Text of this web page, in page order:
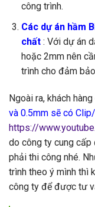
công trình.
Các dự án hầm
chất: Với dự án
hoặc 2mm nên
trình cho đảm
Ngoài ra, khách
và 0.5mm sẽ có
https://
do công ty cung cấp
phải thi công nhé.
trình theo ý mình thì
công ty để được tư